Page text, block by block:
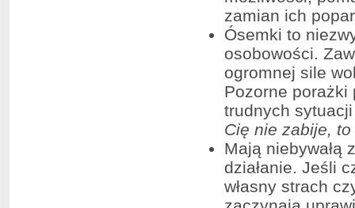
zamian ich
Ósemki to
osobowości.
ogromnej sile
Pozorne porażki
trudnych
Cię nie zabije,
Mają niebywałą
działanie. Jeśli
własny strach